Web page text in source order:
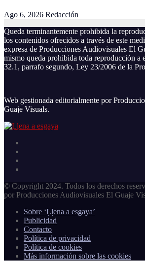
Ago 6, 2026 Redacción
Queda terminantemente prohibida la
los contenidos ofrecidos a través de este
expresa de Producciones Audiovisuales El
mismo queda prohibida toda reproducción a
32.1, parrafo segundo, Ley 23/2006 de la
Web gestionada editorialmente por
Guaje Visuals.
© Copyright 2024. Todos los derechos
por Producciones Audiovisuales El Guaje
Sobre ‘Ḷḷena a esgaya’
Publicidad
Contacto
Política de privacidad
Política de cookies
Más información sobre las cookies